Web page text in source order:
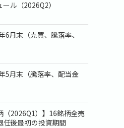
ル（2026Q2）
6月末（売買、騰落率、
5月末（騰落率、配当金
（2026Q1）】16銘柄全売
任後最初の投資期間